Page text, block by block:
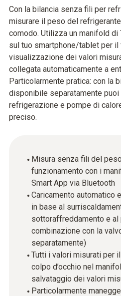
Con la bilancia senza fili per
misurare il peso del
comodo. Utilizza un manifold
sul tuo smartphone/tablet per il
visualizzazione dei valori
collegata automaticamente a
Particolarmente pratica: con la
disponibile separatamente
refrigerazione e pompe di
preciso.
Misura senza fili del
funzionamento con i
Smart App via Bluetooth
Caricamento automatico
in base al
sottoraffreddamento e al
combinazione con la
separatamente)
Tutti i valori misurati per
colpo d’occhio nel
salvataggio dei valori
Particolarmente